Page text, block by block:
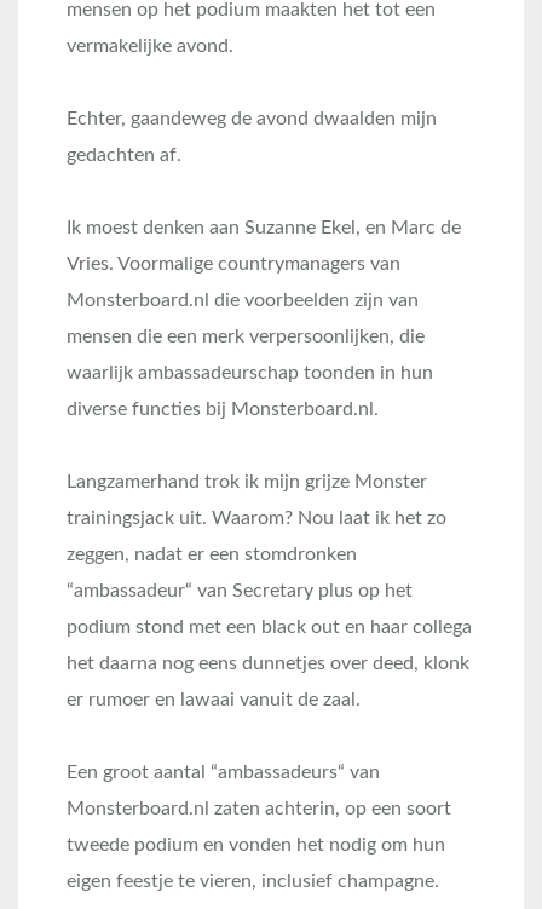
mensen op het podium maakten het tot een
vermakelijke avond.
Echter, gaandeweg de avond dwaalden mijn
gedachten af.
Ik moest denken aan Suzanne Ekel, en Marc de
Vries. Voormalige countrymanagers van
Monsterboard.nl die voorbeelden zijn van
mensen die een merk verpersoonlijken, die
waarlijk ambassadeurschap toonden in hun
diverse functies bij Monsterboard.nl.
Langzamerhand trok ik mijn grijze Monster
trainingsjack uit. Waarom? Nou laat ik het zo
zeggen, nadat er een stomdronken
“ambassadeur“ van Secretary plus op het
podium stond met een black out en haar collega
het daarna nog eens dunnetjes over deed, klonk
er rumoer en lawaai vanuit de zaal.
Een groot aantal “ambassadeurs“ van
Monsterboard.nl zaten achterin, op een soort
tweede podium en vonden het nodig om hun
eigen feestje te vieren, inclusief champagne.